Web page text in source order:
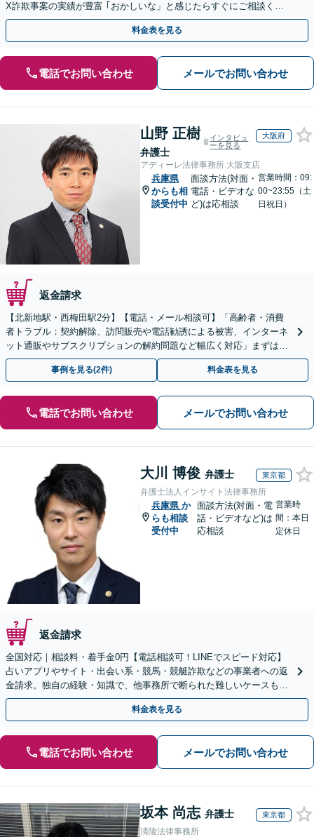
X詐欺事案の実績が豊富 ｢おかしいな」と感じたらすぐにご相談くだ
さい。
料金表を見る
電話でお問い合わせ メールでお問い合わせ
山野 正樹
弁護士
インタビュ
ーを見る
大阪府
アディーレ法律事務所 大阪支店
兵庫県
からも相
談受付中
面談方法(対面・
電話・ビデオな
ど)は応相談
営業時間：09:
00~23:55（土
日祝日）
返金請求
【北新地駅・西梅田駅2分】【電話・メール相談可】「高齢者・消費
者トラブル：契約解除、訪問販売や電話勧誘による被害、インターネ
ット通販やサブスクリプションの解約問題など幅広く対応」まずは一
度ご相談ください【休日・夜間相談可】
事例を見る(2件) 料金表を見る
電話でお問い合わせ メールでお問い合わせ
大川 博俊 弁護士 東京都
弁護士法人インサイト法律事務所
兵庫県 か
らも相談
受付中
面談方法(対面・電
話・ビデオなど)は
応相談
営業時
間：本日
定休日
返金請求
全国対応｜相談料・着手金0円【電話相談可！LINEでスピード対応】
占いアプリやサイト・出会い系・競馬・競艇詐欺などの事業者への返
金請求。独自の経験・知識で、他事務所で断られた難しいケースも解
決に導いた実績あり。まずはお気軽にご相談ください
料金表を見る
電話でお問い合わせ メールでお問い合わせ
坂本 尚志 弁護士 東京都
清陵法律事務所